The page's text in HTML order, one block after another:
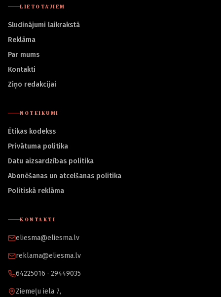
LIETOTĀJIEM
Sludinājumi laikrakstā
Reklāma
Par mums
Kontakti
Ziņo redakcijai
NOTEIKUMI
Ētikas kodekss
Privātuma politika
Datu aizsardzības politika
Abonēšanas un atcelšanas politika
Politiskā reklāma
KONTAKTI
eliesma@eliesma.lv
reklama@eliesma.lv
64225016 · 29449035
Ziemeļu iela 7,